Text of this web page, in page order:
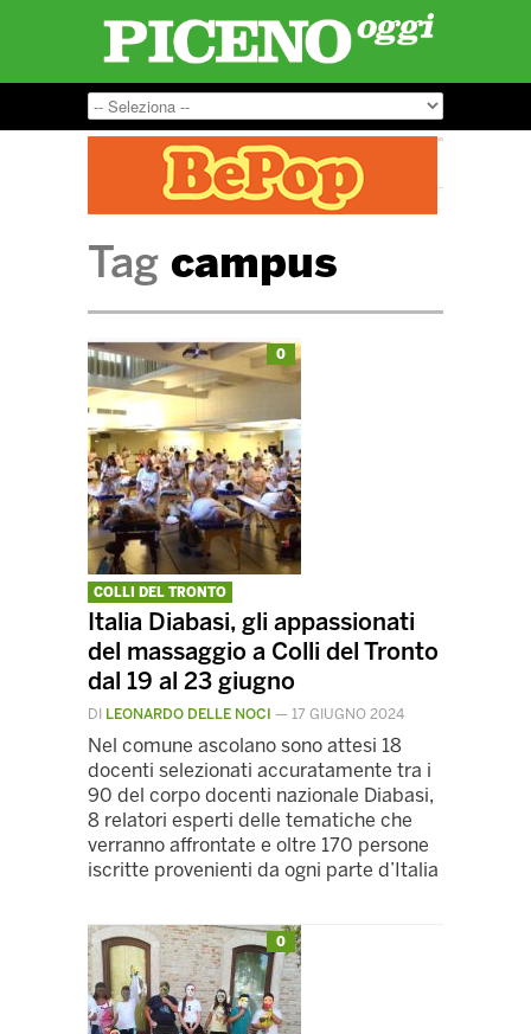
Tag campus
0
COLLI DEL TRONTO
Italia Diabasi, gli appassionati
del massaggio a Colli del Tronto
dal 19 al 23 giugno
DI LEONARDO DELLE NOCI — 17 GIUGNO 2024
Nel comune ascolano sono attesi 18
docenti selezionati accuratamente tra i
90 del corpo docenti nazionale Diabasi,
8 relatori esperti delle tematiche che
verranno affrontate e oltre 170 persone
iscritte provenienti da ogni parte d’Italia
0